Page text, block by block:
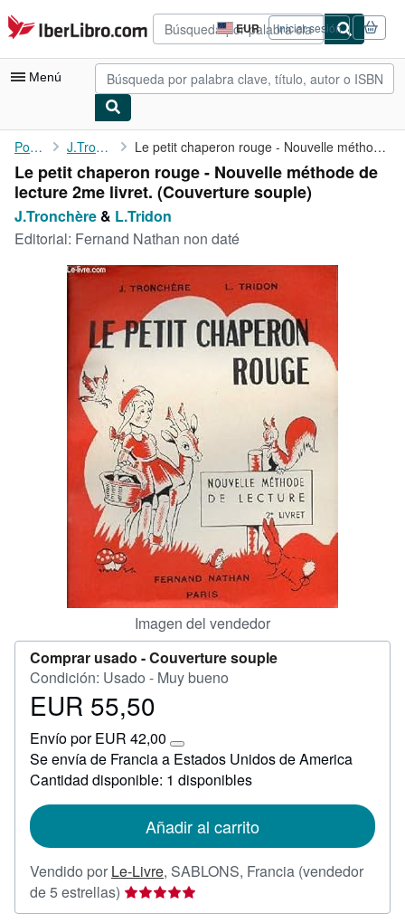
Pasar al contenido principal
IberLibro.com EUR
Preferencias
de
compra
del
Iniciar sesión
Menú
Mi cuenta
Consultar mis pedidos
Búsqueda avanzada
Colecciones
Libros antiguos
Comenzar a vender
CERRAR
Portada J.Tronchère Le petit chaperon rouge - Nouvelle méthode de lecture 2me livret.
Le petit chaperon rouge - Nouvelle méthode de
lecture 2me livret. (Couverture souple)
J.Tronchère & L.Tridon
Editorial: Fernand Nathan non daté
Imagen del vendedor
Comprar usado -Couverture souple
Condición: Usado - Muy bueno
Precio
55,50
EUR 55,50
Envío por EUR 42,00
Más
información
sobre
tarifas
envío
Se envía de Francia a Estados Unidos de America
Cantidad disponible: 1 disponibles
Añadir al carrito
Vendido por Le-Livre, SABLONS, Francia (vendedor
de 5 estrellas) Calificación
del